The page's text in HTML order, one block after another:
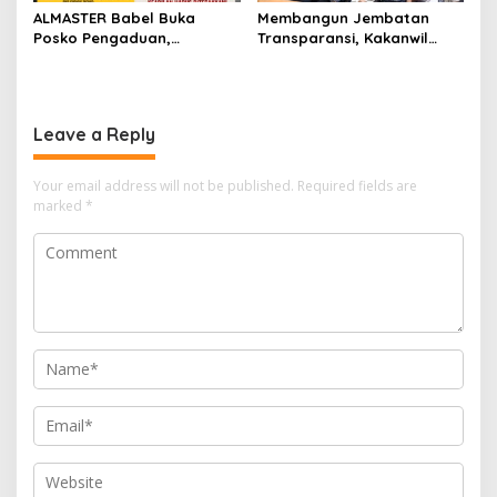
ALMASTER Babel Buka
Posko Pengaduan,
Membangun Jembatan
Transparansi, Kakanwil
Leave a Reply
Your email address will not be published. Required fields are
marked *